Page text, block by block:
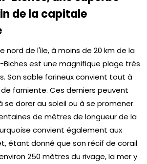
de la capitale
nord de l'ile, à moins de 20 km de la
Biches est une magnifique plage très
Son sable farineux convient tout à
farniente. Ces derniers peuvent
se dorer au soleil ou à se promener
de mètres de longueur de la
convient également aux
étant donné que son récif de corail
250 mètres du rivage, la mer y